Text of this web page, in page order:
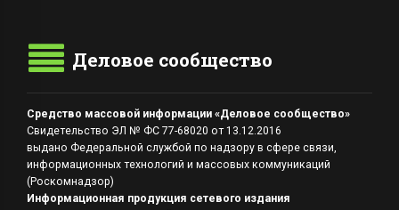
Деловое сообщество
Средство массовой информации «Деловое сообщество»
Свидетельство ЭЛ № ФС 77-68020 от 13.12.2016
выдано Федеральной службой по надзору в сфере связи,
информационных технологий и массовых коммуникаций
(Роскомнадзор)
Информационная продукция сетевого издания